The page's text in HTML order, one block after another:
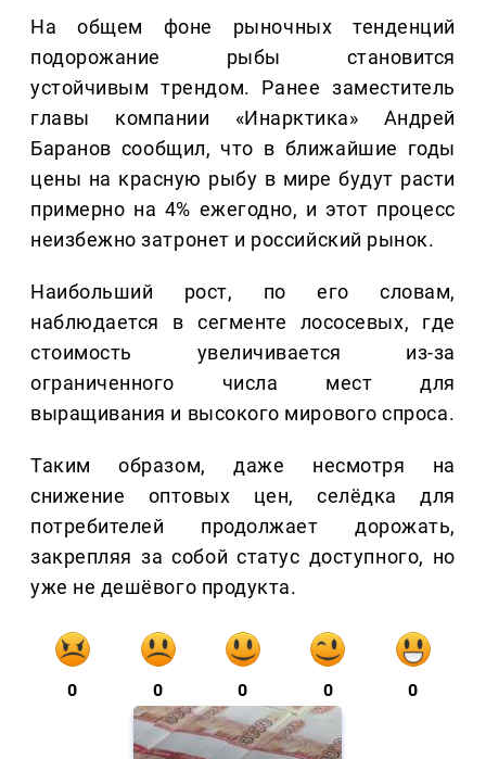
На общем фоне рыночных тенденций
подорожание рыбы становится
устойчивым трендом. Ранее заместитель
главы компании «Инарктика» Андрей
Баранов сообщил, что в ближайшие годы
цены на красную рыбу в мире будут расти
примерно на 4% ежегодно, и этот процесс
неизбежно затронет и российский рынок.
Наибольший рост, по его словам,
наблюдается в сегменте лососевых, где
стоимость увеличивается из-за
ограниченного числа мест для
выращивания и высокого мирового спроса.
Таким образом, даже несмотря на
снижение оптовых цен, селёдка для
потребителей продолжает дорожать,
закрепляя за собой статус доступного, но
уже не дешёвого продукта.
0 0 0 0 0